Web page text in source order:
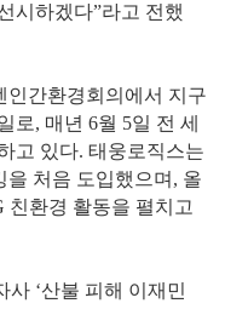
시하겠다”라고 전했
인간환경회의에서 지구
로, 매년 6월 5일 전 세
고 있다. 태웅로직스는
을 처음 도입했으며, 올
친환경 활동을 펼치고
‘산불 피해 이재민